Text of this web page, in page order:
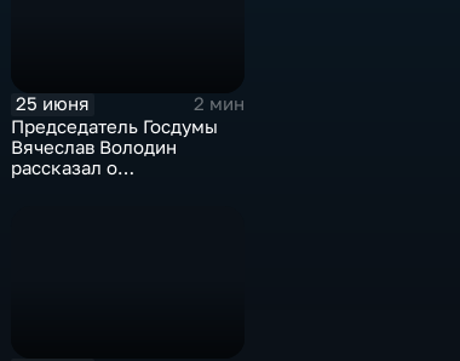
25 июня
2 мин
Председатель Госдумы
Вячеслав Володин
рассказал о